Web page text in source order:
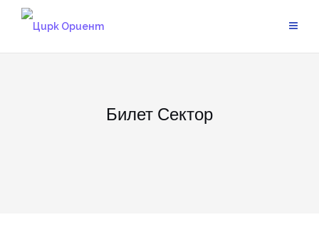
Билет Сектор